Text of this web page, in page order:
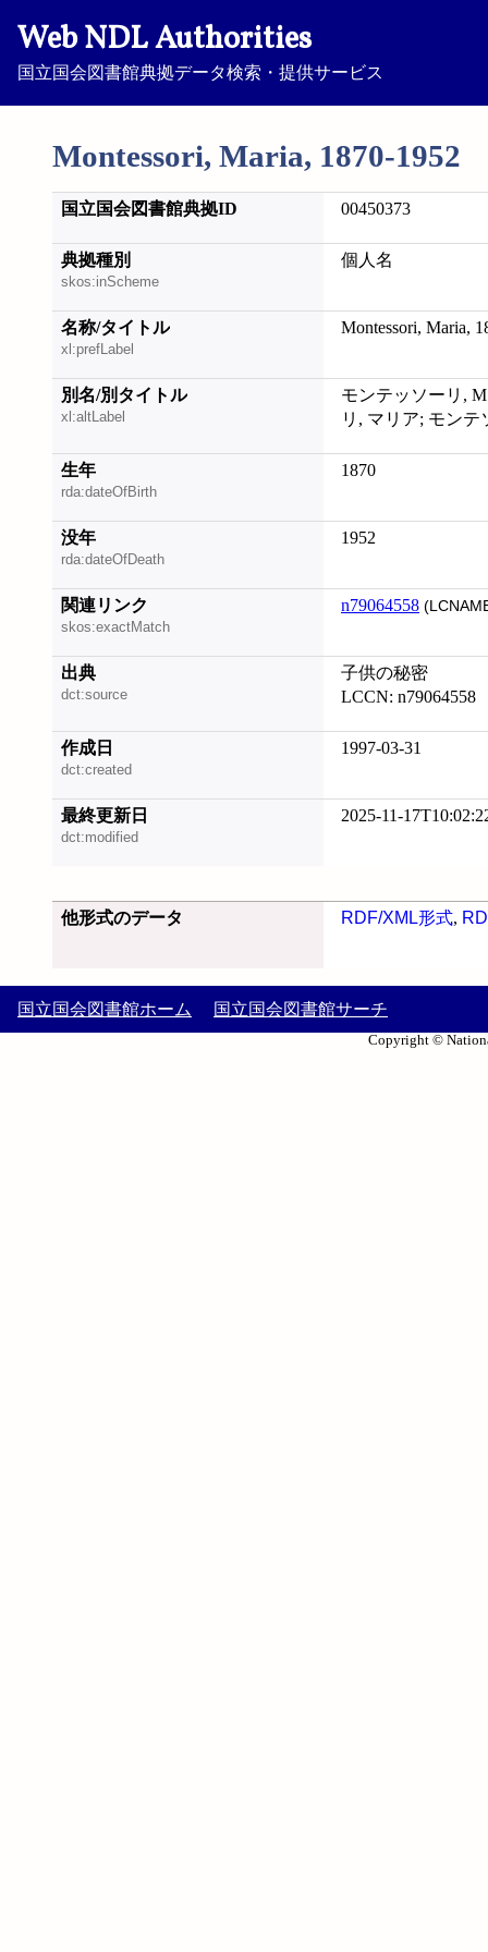
Web NDL Authorities
国立国会図書館典拠データ検索・提供サービス
Montessori, Maria, 1870-1952
国立国会図書館典拠ID 00450373
典拠種別
skos:inScheme
個人名
名称/タイトル
xl:prefLabel
Montessori, Maria,
別名/別タイトル
xl:altLabel
モンテッソーリ,
リ, マリア; モン
生年
rda:dateOfBirth
1870
没年
rda:dateOfDeath
1952
関連リンク
skos:exactMatch
n79064558
出典
dct:source
子供の秘密
LCCN: n79064558
作成日
dct:created
1997-03-31
最終更新日
dct:modified
2025-11-
他形式のデータ RDF/XML形式,
国立国会図書館ホーム 国立国会図書館サーチ
Copyright ©